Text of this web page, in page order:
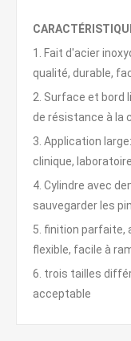
1. Fait d'acier
qualité, durable,
2. Surface et bord
de résistance à la
3. Application
clinique,
4. Cylindre avec
sauvegarder les
5. finition parfaite,
flexible, facile à
6. trois tailles
acceptable